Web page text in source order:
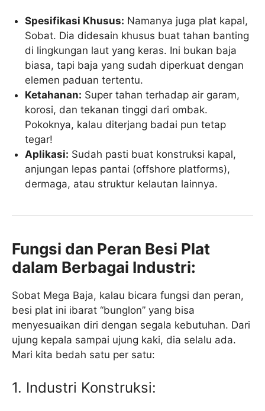
Spesifikasi Khusus: Namanya juga plat kapal,
Sobat. Dia didesain khusus buat tahan banting
di lingkungan laut yang keras. Ini bukan baja
biasa, tapi baja yang sudah diperkuat dengan
elemen paduan tertentu.
Ketahanan: Super tahan terhadap air garam,
korosi, dan tekanan tinggi dari ombak.
Pokoknya, kalau diterjang badai pun tetap
tegar!
Aplikasi: Sudah pasti buat konstruksi kapal,
anjungan lepas pantai (offshore platforms),
dermaga, atau struktur kelautan lainnya.
Fungsi dan Peran Besi Plat
dalam Berbagai Industri:
Sobat Mega Baja, kalau bicara fungsi dan peran,
besi plat ini ibarat “bunglon” yang bisa
menyesuaikan diri dengan segala kebutuhan. Dari
ujung kepala sampai ujung kaki, dia selalu ada.
Mari kita bedah satu per satu:
1. Industri Konstruksi: